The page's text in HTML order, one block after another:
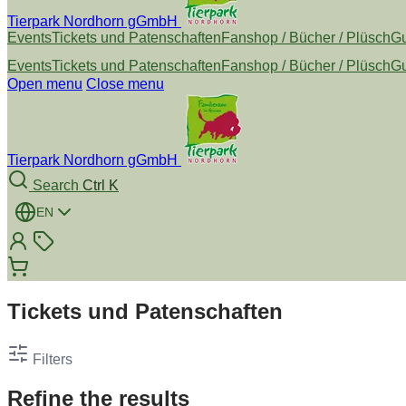
Tierpark Nordhorn gGmbH
EventsTickets und PatenschaftenFanshop / Bücher / Plüsch
EventsTickets und PatenschaftenFanshop / Bücher / Plüsch
Open menu Close menu
Tierpark Nordhorn gGmbH
Search Ctrl K
EN
Tickets und Patenschaften
Filters
Refine the results